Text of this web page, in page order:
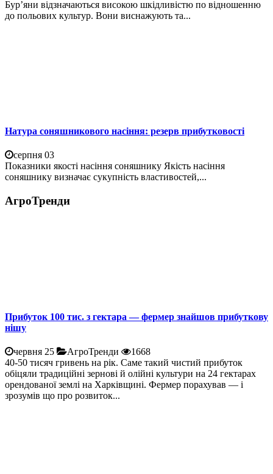
Бур’яни відзначаються високою шкідливістю по відношенню
до польових культур. Вони виснажують та...
Натура соняшникового насіння: резерв прибутковості
серпня 03
Показники якості насіння соняшнику Якість насіння
соняшнику визначає сукупність властивостей,...
АгроТренди
Прибуток 100 тис. з гектара — фермер знайшов прибуткову
нішу
червня 25 АгроТренди
1668
40-50 тисяч гривень на рік. Саме такий чистий прибуток
обіцяли традиційні зернові й олійні культури на 24 гектарах
орендованої землі на Харківщині. Фермер порахував — і
зрозумів що про розвиток...